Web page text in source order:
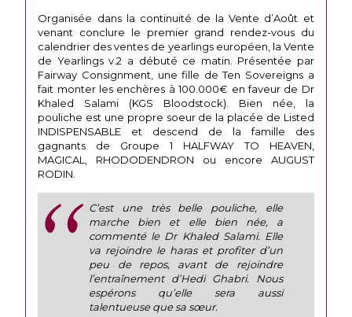
Organisée dans la continuité de la Vente d’Août et
venant conclure le premier grand rendez-vous du
calendrier des ventes de yearlings européen, la Vente
de Yearlings v.2 a débuté ce matin. Présentée par
Fairway Consignment, une fille de Ten Sovereigns a
fait monter les enchères à 100.000€ en faveur de Dr
Khaled Salami (KGS Bloodstock). Bien née, la
pouliche est une propre soeur de la placée de Listed
INDISPENSABLE et descend de la famille des
gagnants de Groupe 1 HALFWAY TO HEAVEN,
MAGICAL, RHODODENDRON ou encore AUGUST
RODIN.
C’est une très belle pouliche, elle
marche bien et elle bien née, a
commenté le Dr Khaled Salami. Elle
va rejoindre le haras et profiter d’un
peu de repos, avant de rejoindre
l’entraînement d’Hedi Ghabri. Nous
espérons qu’elle sera aussi
talentueuse que sa sœur.